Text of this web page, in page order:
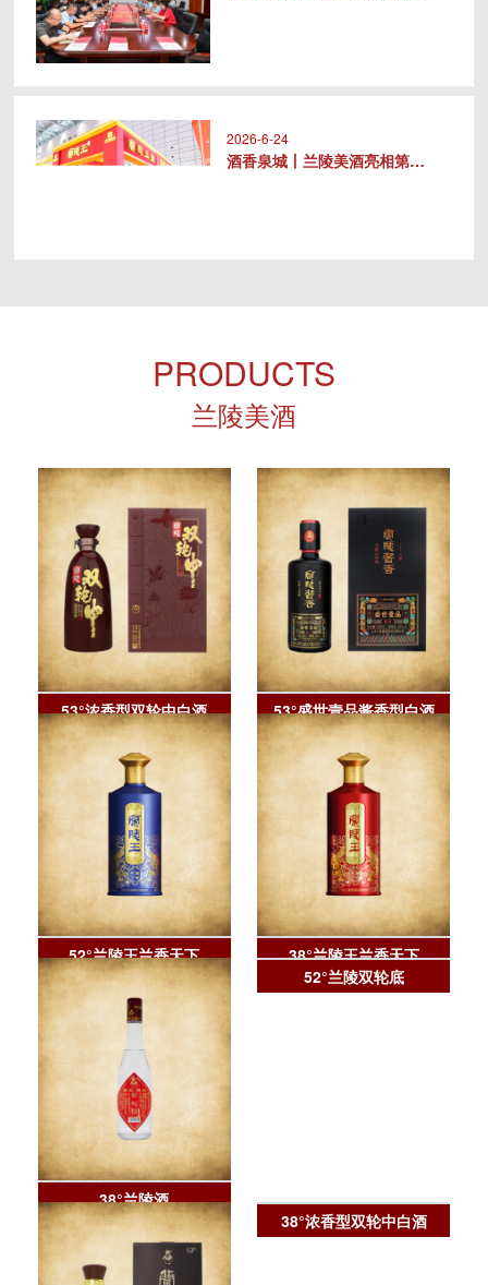
2026-6-24
酒香泉城丨兰陵美酒亮相第十届中华..
PRODUCTS
兰陵美酒
53°浓香型双轮中白酒 53°盛世壹品酱香型白酒
52°兰陵王兰香天下 38°兰陵王兰香天下
38°兰陵酒 52°兰陵双轮底